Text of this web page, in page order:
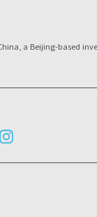
a Beijing-based